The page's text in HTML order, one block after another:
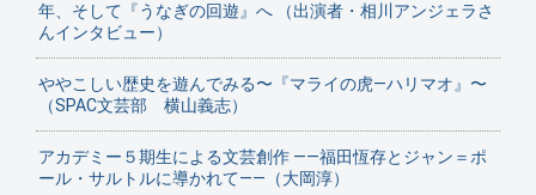
年、そして『うなぎの回遊』へ （出演者・相川アンジェラさ
んインタビュー）
ややこしい歴史を遊んでみる〜『マライの虎—ハリマオ』〜
（SPAC文芸部 横山義志）
アカデミー５期生による文芸創作 ——福田恆存とジャン＝ポ
ール・サルトルに導かれて——（大岡淳）